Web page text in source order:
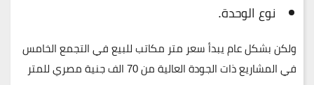
نوع الوحدة.
ولكن بشكل عام يبدأ سعر متر مكاتب للبيع في التجمع الخامس
في المشاريع ذات الجودة العالية من 70 الف جنية مصري للمتر